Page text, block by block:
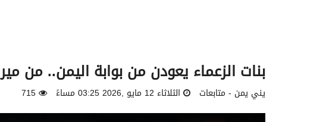
بنات الزعماء يعودن من بوابة اليمن.. من
يني يمن - متابعات الثلاثاء 12 مايو ,2026 03:25 مساءً 715